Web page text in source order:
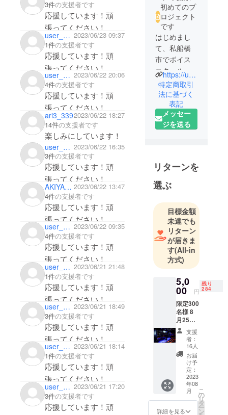
3件の支援者です
応援しています！頑
張ってください！
user_92cc150ab684 2023/06/23 09:37
1件の支援者です
応援しています！頑
張ってください！
user_5506b2000554 2023/06/22 20:06
4件の支援者です
応援しています！頑
張ってください！
ari3_3392023/06/22 18:27
14件の支援者です
楽しみにしています！
user_3e16eba95944 2023/06/22 16:35
3件の支援者です
応援しています！頑
張ってください！
AKIYAMAMISAKO 2023/06/22 13:47
4件の支援者です
応援しています！頑
張ってください！
user_5506b2000554 2023/06/22 09:35
4件の支援者です
応援しています！頑
張ってください！
user_6c6a5de51d94 2023/06/21 21:48
1件の支援者です
応援しています！頑
張ってください！
user_c5aa2676fbc4 2023/06/21 18:49
3件の支援者です
応援しています！頑
張ってください！
user_9d2e6cfd31d4 2023/06/21 18:14
1件の支援者です
応援しています！頑
張ってください！
user_3e16eba95944 2023/06/21 17:20
3件の支援者です
応援しています！頑
初めてのプ
ロジェクト
です
はじめまし
て、私船橋
市でボイス
スクールを
経営してま
す潮と申し
ます。生徒
様が輝ける
をモットー
https://usy-musicschool.com/
特定商取引
法に基づく
表記
メッセー
ジを送る
リターンを
選ぶ
目標金額
未達でも
リターン
が届きま
す(All-in
方式)
5,0
00 円
残り
284
限定300
名様 8
月25日
18時半
に開催
される
通常
5000円
かかる
ビル
ボード
東京様
の一流
の音楽
支援
者：
16人
お届
け予
定：
2023
年08
月
詳細を見る
こ
の
リ
タ
ー
ン